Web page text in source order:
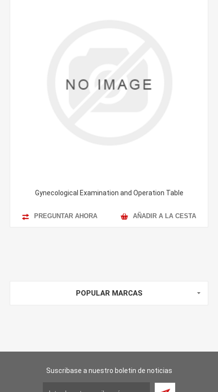
Gynecological Examination and Operation Table
PREGUNTAR AHORA AÑADIR A LA CESTA
POPULAR MARCAS
Suscribase a nuestro boletin de noticias